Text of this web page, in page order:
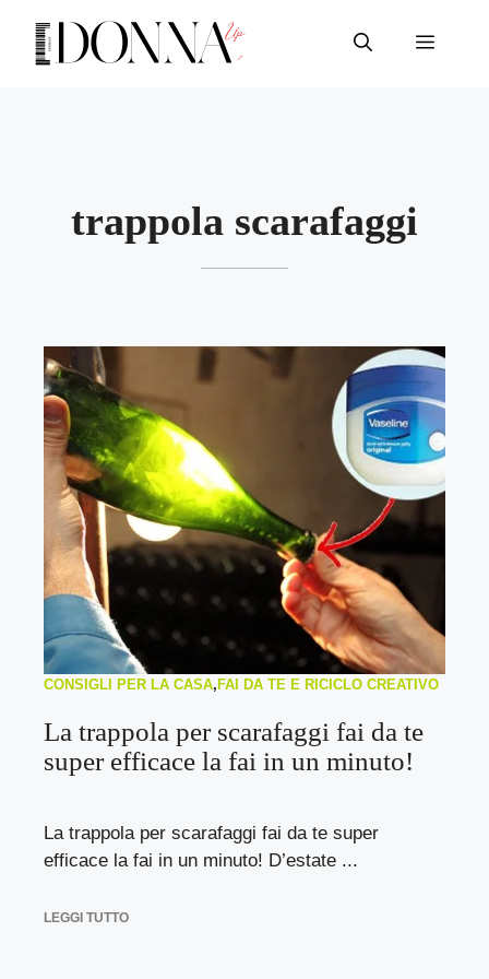
contenuto
Menu
trappola scarafaggi
CONSIGLI PER LA CASA, FAI DA TE E RICICLO CREATIVO
La trappola per scarafaggi fai da te
super efficace la fai in un minuto!
La trappola per scarafaggi fai da te super
efficace la fai in un minuto! D’estate ...
LEGGI TUTTO